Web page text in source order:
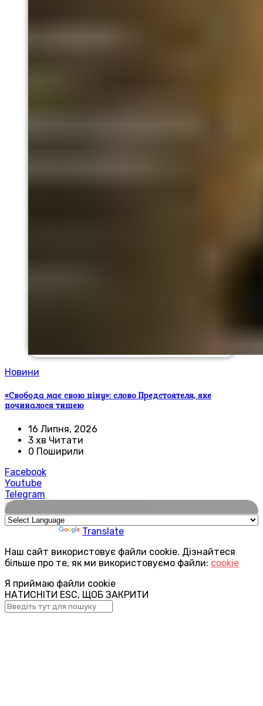
Новини
«Свобода має свою ціну»: слово Предстоятеля, яке
починалося тишею
16 Липня, 2026
3 хв Читати
0 Поширили
Facebook
Youtube
Telegram
🌍
Translate
Наш сайт використовує файли cookie. Дізнайтеся
більше про те, як ми використовуємо файли: cookie
Я приймаю файли cookie
НАТИСНІТИ ESC, ЩОБ ЗАКРИТИ